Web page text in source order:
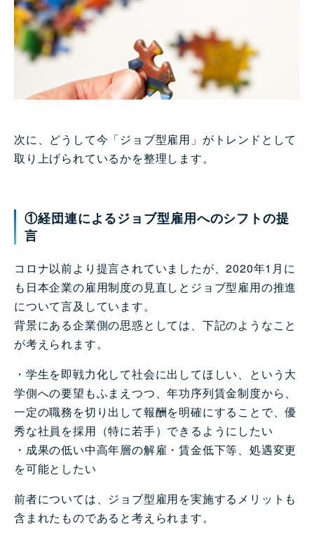
次に、どうして今「ジョブ型雇用」がトレンドとして
取り上げられているかを整理します。
①経団連によるジョブ型雇用へのシフトの提
言
コロナ以前より提言されていましたが、2020年1月に
も日本企業の雇用制度の見直しとジョブ型雇用の推進
について言及しています。
背景にある企業側の思惑としては、下記のようなこと
が考えられます。
・学生を即戦力化して社会に出してほしい、という大
学側への要望もふまえつつ、年功序列賃金制度から、
一定の職務を切り出して報酬を明確にすることで、優
秀な社員を採用（特に若手）できるようにしたい
・成果の低い中高年層の解雇・賃金低下等、処遇変更
を可能としたい
前者については、ジョブ型雇用を実施するメリットも
含まれたものであると考えられます。